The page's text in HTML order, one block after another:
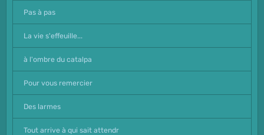
Pas à pas
La vie s'effeuille...
à l'ombre du catalpa
Pour vous remercier
Des larmes
Tout arrive à qui sait attendr